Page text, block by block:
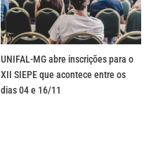
UNIFAL-MG abre inscrições para o
XII SIEPE que acontece entre os
dias 04 e 16/11